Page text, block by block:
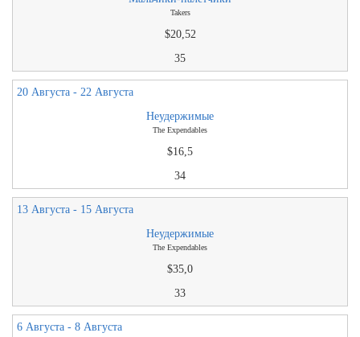
Takers
$20,52
35
20 Августа - 22 Августа
Неудержимые
The Expendables
$16,5
34
13 Августа - 15 Августа
Неудержимые
The Expendables
$35,0
33
6 Августа - 8 Августа